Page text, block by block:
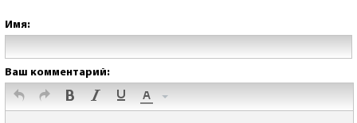
Имя:
Ваш комментарий: